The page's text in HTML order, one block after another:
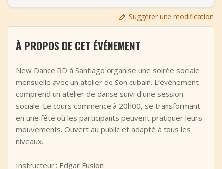
Suggérer une modification
À PROPOS DE CET ÉVÉNEMENT
New Dance RD à Santiago organise une soirée sociale
mensuelle avec un atelier de Son cubain. L’événement
comprend un atelier de danse suivi d’une session
sociale. Le cours commence à 20h00, se transformant
en une fête où les participants peuvent pratiquer leurs
mouvements. Ouvert au public et adapté à tous les
niveaux.
Instructeur : Edgar Fusion